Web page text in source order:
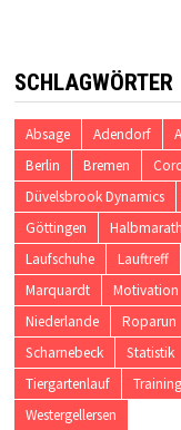
SCHLAGWÖRTER
Absage Adendorf
Berlin
Bremen
Düvelsbrook Dynamics
Göttingen
Laufschuhe
Lauftreff
Marquardt
Motivation
Niederlande
Roparun
Scharnebeck
Statistik
Tiergartenlauf
Westergellersen